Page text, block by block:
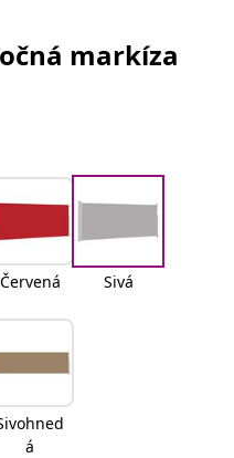
markíza
Červená Sivá
á